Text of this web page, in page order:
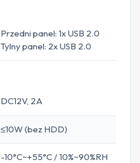
Przedni panel: 1x USB 2.0
Tylny panel: 2x USB 2.0
DC12V, 2A
≤10W (bez HDD)
-10°C~+55°C / 10%~90%RH